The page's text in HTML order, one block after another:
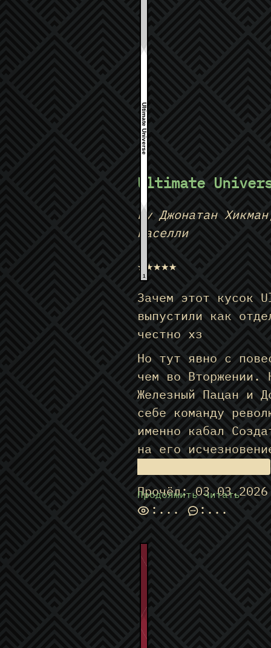
Ultimate Universe
1
Ultimate
by Джонатан
Каселли
★★★★★
Зачем этот кусок
выпустили как
честно хз
Но тут явно с
чем во Вторжении.
Железный Пацан и
себе команду
именно кабал
на его
Продолжить читать
Прочёл: 03.03.2026
: ... : ...